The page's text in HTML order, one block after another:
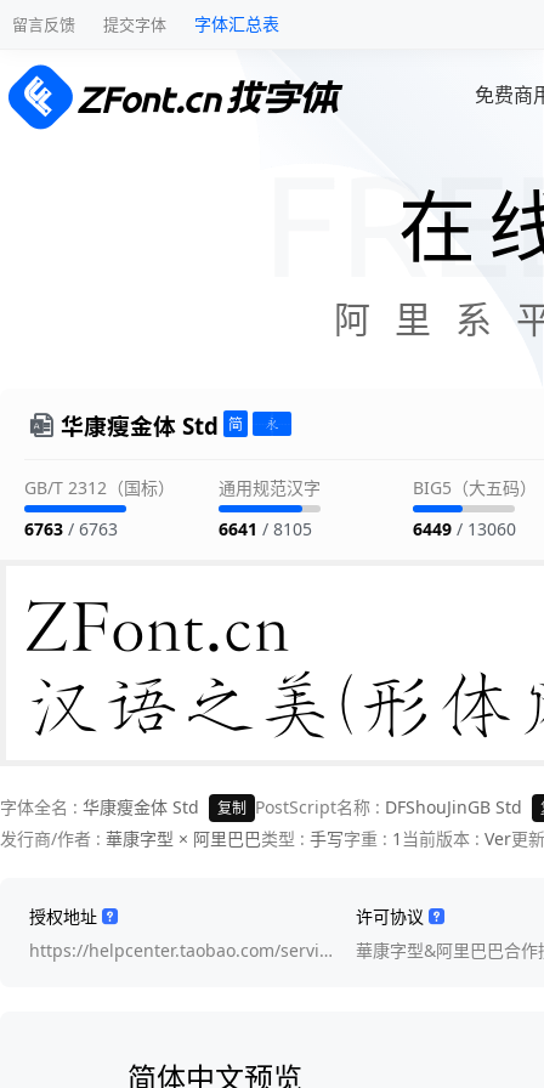
留言反馈 提交字体 字体汇总表
免费商
在
阿里系
华康瘦金体 Std
GB/T 2312（国标）
6763 / 6763
通用规范汉字
6641 / 8105
BIG5（大五码）
6449 / 13060
ZFont.cn
汉语之美(形体
字体全名 : 华康瘦金体 Std 复制 PostScript名称 : DFShouJinGB Std
发行商/作者 : 華康字型 × 阿里巴巴类型 : 手写字重 : 1 当前版本 : Ver更
授权地址
https://helpcenter.taobao.com/servi…
许可协议
華康字型&阿里巴巴合作
简体中文预览